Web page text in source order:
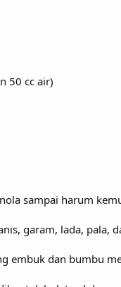
50 cc air)
sampai harum
garam, lada,
embuk dan bumbu